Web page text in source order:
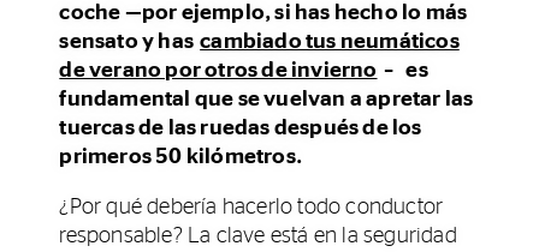
coche —por ejemplo, si has hecho lo más
sensato y hascambiado tus neumáticos
de verano por otros de invierno – es
fundamental que se vuelvan a apretar las
tuercas de las ruedas después de los
primeros 50 kilómetros.
¿Por qué debería hacerlo todo conductor
responsable? La clave está en la seguridad